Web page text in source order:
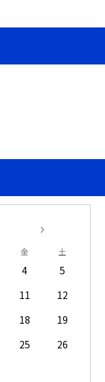
金 土
4
5
11
12
18
19
25
26